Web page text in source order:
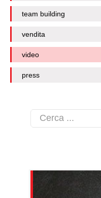
team building
vendita
video
press